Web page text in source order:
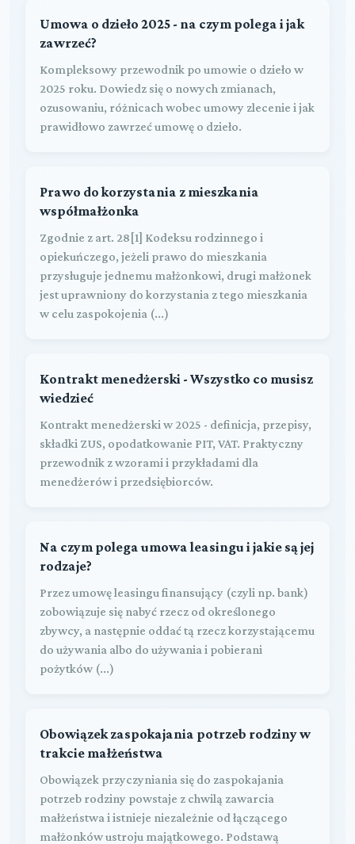
Umowa o dzieło 2025 - na czym polega i jak
zawrzeć?
Kompleksowy przewodnik po umowie o dzieło w
2025 roku. Dowiedz się o nowych zmianach,
ozusowaniu, różnicach wobec umowy zlecenie i jak
prawidłowo zawrzeć umowę o dzieło.
Prawo do korzystania z mieszkania
współmałżonka
Zgodnie z art. 28[1] Kodeksu rodzinnego i
opiekuńczego, jeżeli prawo do mieszkania
przysługuje jednemu małżonkowi, drugi małżonek
jest uprawniony do korzystania z tego mieszkania
w celu zaspokojenia (...)
Kontrakt menedżerski - Wszystko co musisz
wiedzieć
Kontrakt menedżerski w 2025 - definicja, przepisy,
składki ZUS, opodatkowanie PIT, VAT. Praktyczny
przewodnik z wzorami i przykładami dla
menedżerów i przedsiębiorców.
Na czym polega umowa leasingu i jakie są jej
rodzaje?
Przez umowę leasingu finansujący (czyli np. bank)
zobowiązuje się nabyć rzecz od określonego
zbywcy, a następnie oddać tą rzecz korzystającemu
do używania albo do używania i pobierani
pożytków (...)
Obowiązek zaspokajania potrzeb rodziny w
trakcie małżeństwa
Obowiązek przyczyniania się do zaspokajania
potrzeb rodziny powstaje z chwilą zawarcia
małżeństwa i istnieje niezależnie od łączącego
małżonków ustroju majątkowego. Podstawą